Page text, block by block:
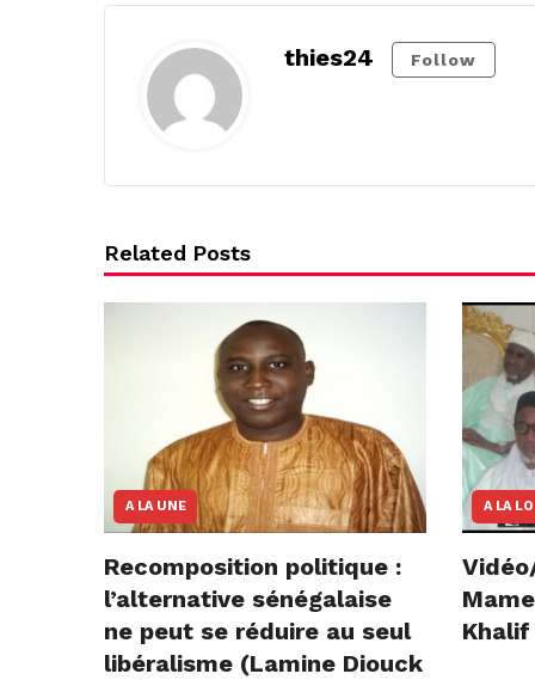
thies24 Follow
Related Posts
A LA UNE
Recomposition politique :
l’alternative sénégalaise
ne peut se réduire au seul
libéralisme (Lamine Diouck
A LA